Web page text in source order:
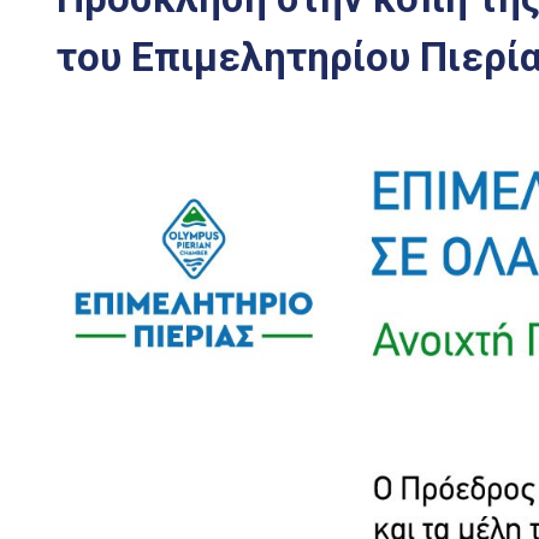
του Επιμελητηρίου